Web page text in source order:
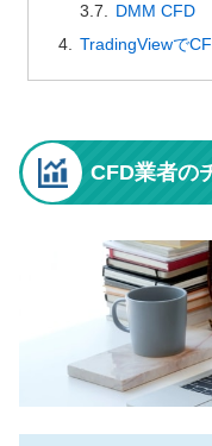
DMM CFD
TradingViewで
CFD業者の